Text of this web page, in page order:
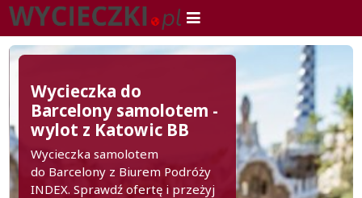
Wycieczka do
Barcelony samolotem -
wylot z Katowic BB
Wycieczka samolotem
do Barcelony z Biurem Podróży
INDEX. Sprawdź ofertę i przeżyj